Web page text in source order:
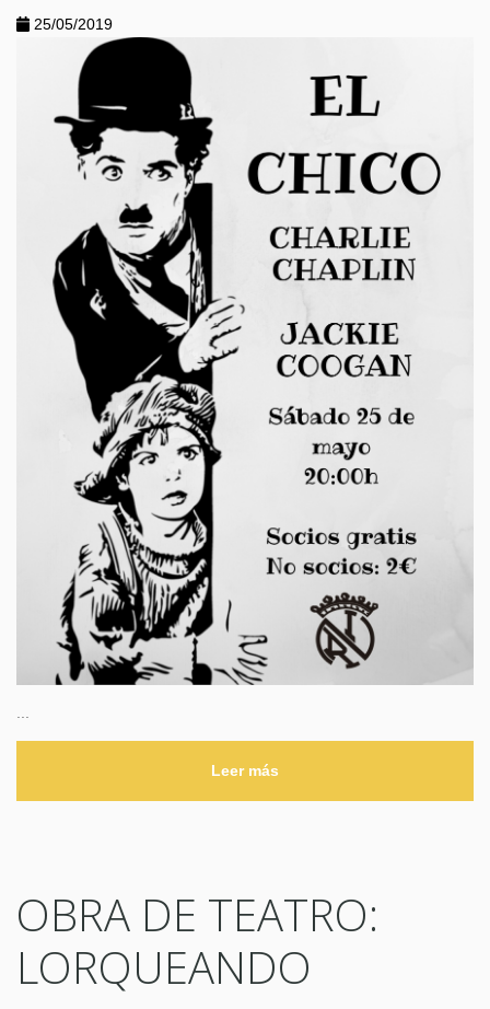
25/05/2019
Leer más
OBRA DE TEATRO:
LORQUEANDO